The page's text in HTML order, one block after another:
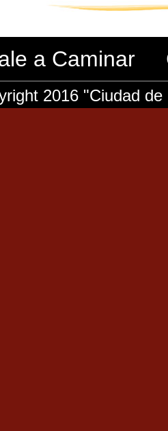
a Caminar
2016 "Ciudad